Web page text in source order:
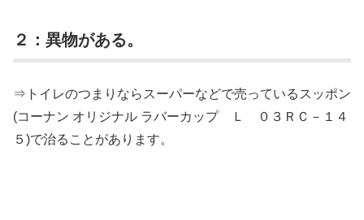
２：異物がある。
⇒トイレのつまりならスーパーなどで売っているスッポン
(コーナン オリジナル ラバーカップ Ｌ ０３ＲＣ－１４
５)で治ることがあります。